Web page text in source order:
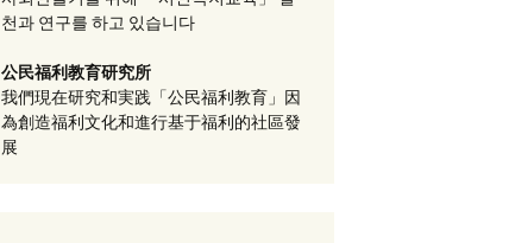
천과 연구를 하고 있습니다
公民福利教育研究所
我們現在研究和実践「公民福利教育」因
為創造福利文化和進行基于福利的社區發
展